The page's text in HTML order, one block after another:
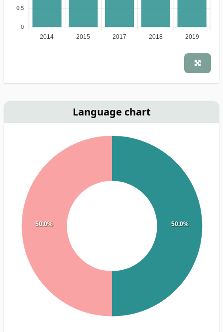
0.5
0
2014 2015 2017 2018 2019
Language chart
50.0%
50.0%